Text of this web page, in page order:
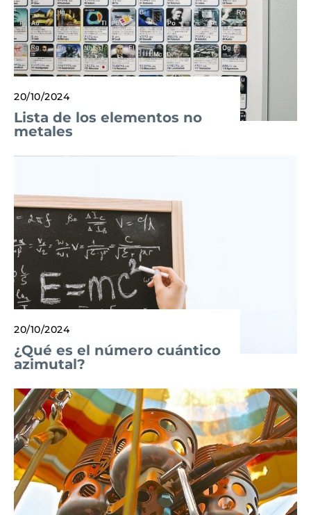
20/10/2024
Lista de los elementos no
metales
20/10/2024
¿Qué es el número cuántico
azimutal?